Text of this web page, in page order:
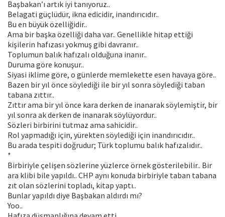
Başbakan’ı artık iyi tanıyoruz..
Belagati güçlüdür, ikna edicidir, inandırıcıdır..
Bu en büyük özelliğidir..
Ama bir başka özelliği daha var.. Genellikle hitap ettiği
kişilerin hafızası yokmuş gibi davranır..
Toplumun balık hafızalı olduğuna inanır..
Duruma göre konuşur..
Siyasi iklime göre, o günlerde memlekette esen havaya göre..
Bazen bir yıl önce söylediği ile bir yıl sonra söylediği taban
tabana zıttır..
Zıttır ama bir yıl önce kara derken de inanarak söylemiştir, bir
yıl sonra ak derken de inanarak söylüyordur..
Sözleri birbirini tutmaz ama sahicidir..
Rol yapmadığı için, yürekten söylediği için inandırıcıdır..
Bu arada tespiti doğrudur; Türk toplumu balık hafızalıdır..
*
Birbiriyle çelişen sözlerine yüzlerce örnek gösterilebilir.. Bir
ara klibi bile yapıldı.. CHP aynı konuda birbiriyle taban tabana
zıt olan sözlerini topladı, kitap yaptı..
Bunlar yapıldı diye Başbakan aldırdı mı?
Yoo..